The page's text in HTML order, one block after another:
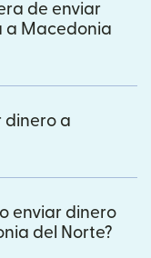
de enviar
a Macedonia
dinero a
enviar dinero
del Norte?